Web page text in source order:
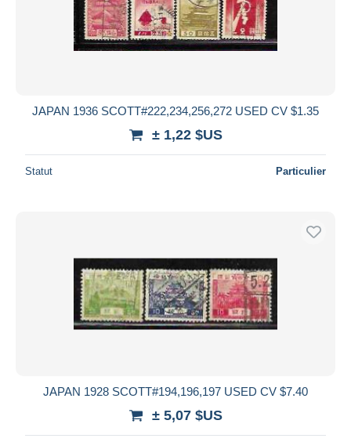
JAPAN 1936 SCOTT#222,234,256,272 USED CV $1.35
± 1,22 $US
Statut Particulier
JAPAN 1928 SCOTT#194,196,197 USED CV $7.40
± 5,07 $US